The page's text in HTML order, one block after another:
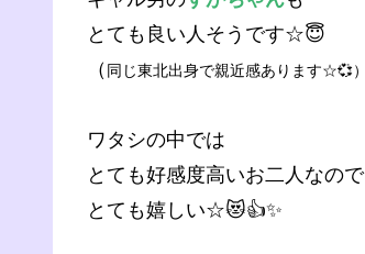
とても良い人そうです☆😇
（ 同じ東北出身で親近感あります☆💞）
ワタシの中では
とても好感度高いお二人なので
とても嬉しい☆😻👍✨